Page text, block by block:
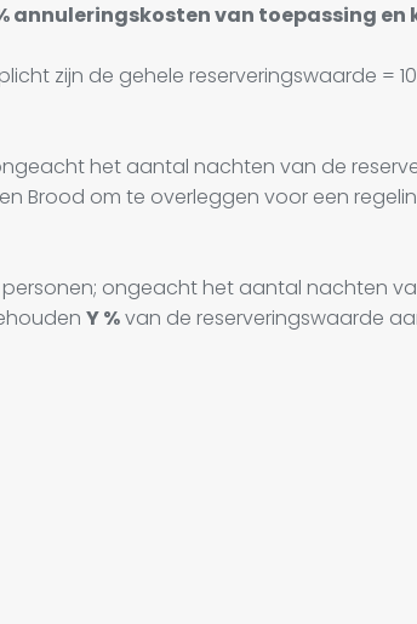
van toepassing en
zijn de gehele reserveringswaarde =
het aantal nachten van de
Brood om te overleggen voor een
ongeacht het aantal nachten
Y %van de reserveringswaarde